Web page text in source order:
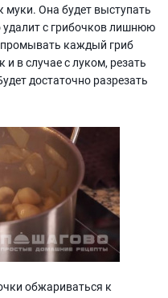
муки. Она будет выступать
с грибочков лишнюю
промывать каждый гриб
в случае с луком, резать
достаточно разрезать
обжариваться к